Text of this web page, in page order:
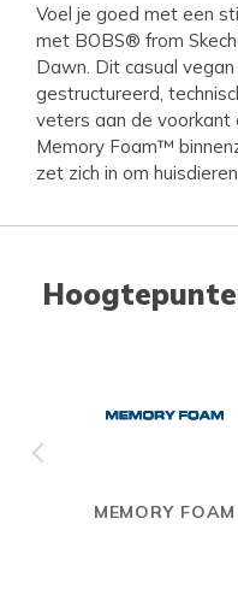
Voel je goed met een
met BOBS® from
Dawn. Dit casual
gestructureerd,
veters aan de voorkant
Memory Foam™
zet zich in om
MEMORY FOAM